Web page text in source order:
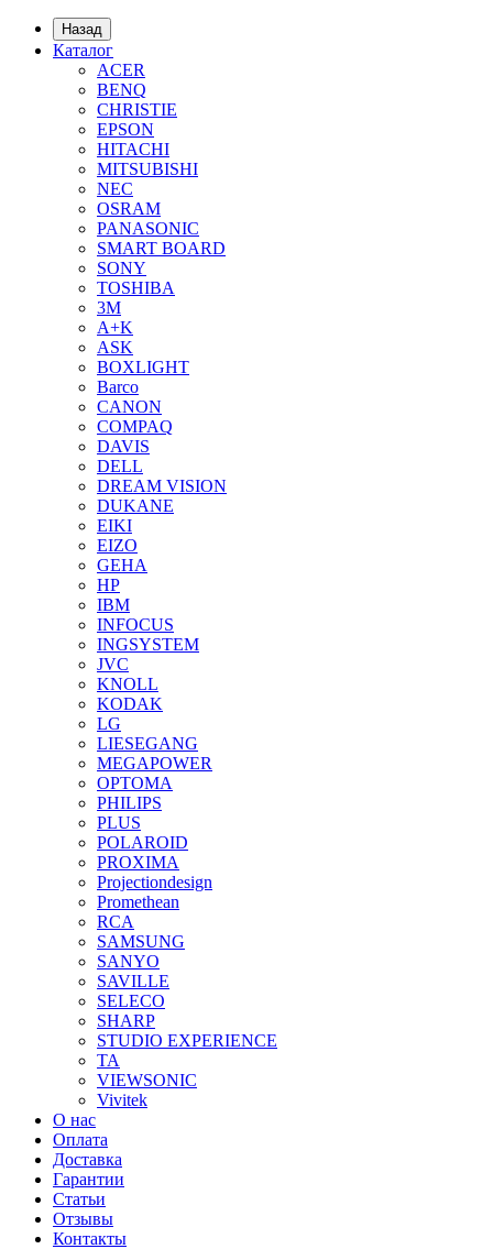
Назад
Каталог
ACER
BENQ
CHRISTIE
EPSON
HITACHI
MITSUBISHI
NEC
OSRAM
PANASONIC
SMART BOARD
SONY
TOSHIBA
3М
A+K
ASK
BOXLIGHT
Barco
CANON
COMPAQ
DAVIS
DELL
DREAM VISION
DUKANE
EIKI
EIZO
GEHA
HP
IBM
INFOCUS
INGSYSTEM
JVC
KNOLL
KODAK
LG
LIESEGANG
MEGAPOWER
OPTOMA
PHILIPS
PLUS
POLAROID
PROXIMA
Projectiondesign
Promethean
RCA
SAMSUNG
SANYO
SAVILLE
SELECO
SHARP
STUDIO EXPERIENCE
TA
VIEWSONIC
Vivitek
О нас
Оплата
Доставка
Гарантии
Статьи
Отзывы
Контакты